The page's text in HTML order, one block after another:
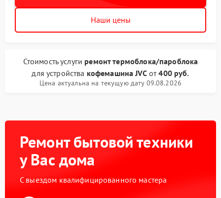
Наши цены
Стоимость услуги ремонт термоблока/пароблока
для устройства кофемашина JVCот400 руб.
Цена актуальна на текущую дату 09.08.2026
Ремонт бытовой техники
у Вас дома
С выездом квалифицированного мастера